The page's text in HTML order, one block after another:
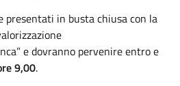
presentati in busta chiusa con la
e dovranno pervenire entro e
9,00.